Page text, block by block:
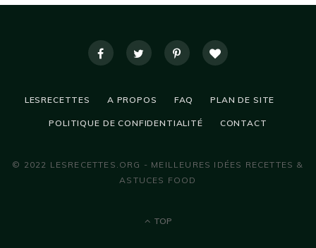
LESRECETTES A PROPOS FAQ PLAN DE SITE
POLITIQUE DE CONFIDENTIALITÉ CONTACT
© 2022 LESRECETTES.ORG - MEILLEURES IDÉES RECETTES &
ASTUCES FOOD
TOP